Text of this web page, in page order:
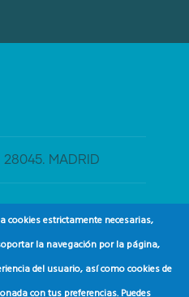
28045. MADRID
cookies estrictamente necesarias,
la navegación por la página,
del usuario, así como cookies de
con tus preferencias. Puedes